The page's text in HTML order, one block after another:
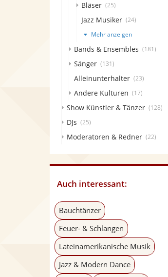
Bläser (25)
Jazz Musiker (24)
Mehr anzeigen
Bands & Ensembles (181)
Sänger (131)
Alleinunterhalter (23)
Andere Kulturen (17)
Show Künstler & Tänzer (128)
DJs (25)
Moderatoren & Redner (22)
Auch interessant:
Bauchtänzer
Feuer- & Schlangen
Lateinamerikanische Musik
Jazz & Modern Dance